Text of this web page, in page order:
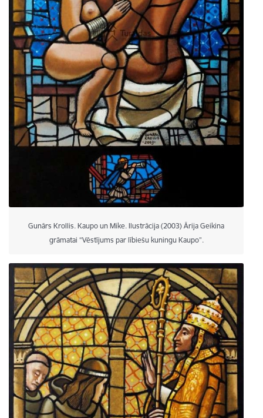
Gunārs Krollis. Kaupo un Mike. Ilustrācija (2003) Ārija Geikina
grāmatai “Vēstījums par lībiešu kuningu Kaupo”.